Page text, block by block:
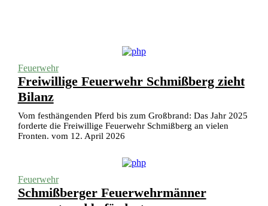
Feuerwehr
Freiwillige Feuerwehr Schmißberg zieht
Bilanz
Vom festhängenden Pferd bis zum Großbrand: Das Jahr 2025
forderte die Freiwillige Feuerwehr Schmißberg an vielen
Fronten. vom 12. April 2026
Feuerwehr
Schmißberger Feuerwehrmänner